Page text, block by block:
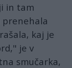
in tam
prenehala
kaj je
je v
smučarka,